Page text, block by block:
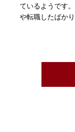
大な被害が発生